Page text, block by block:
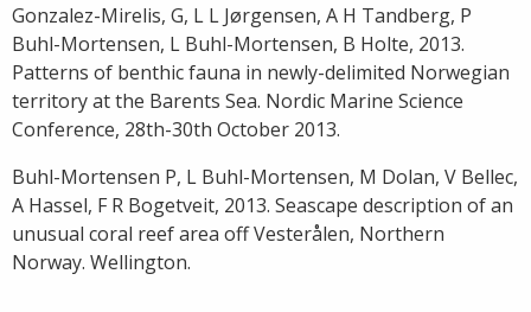
Gonzalez-Mirelis, G, L L Jørgensen, A H Tandberg, P
Buhl-Mortensen, L Buhl-Mortensen, B Holte, 2013.
Patterns of benthic fauna in newly-delimited Norwegian
territory at the Barents Sea. Nordic Marine Science
Conference, 28th-30th October 2013.
Buhl-Mortensen P, L Buhl-Mortensen, M Dolan, V Bellec,
A Hassel, F R Bogetveit, 2013. Seascape description of an
unusual coral reef area off Vesterålen, Northern
Norway. Wellington.